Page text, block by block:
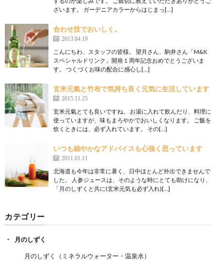
ざいます。 ガーデニアカラーからはじまっ[…]
合わせ技でおいしく。
2013.04.19
こんにちわ、スタッフの皆様。 望月さん、駒井さん「M&K
スペシャルドリンク」開発１周年記念おめでとうございま
す。 つくづくお味の配合に感心し[…]
玄米元氣と竹布で気持ち良く元気に生活しています
2015.11.25
玄米元氣とても良いですね。 お湯に入れて飲んだり、料理に
使っていますが、味もまろやかでおいしくなります。 ご飯を
炊くときには、必ず入れています。 その[…]
いつも細やかなアドバイスも心強く思っています
2011.01.11
北海道も今年は非常に暑く、日中ほとんど外出できませんで
した。 人参ジュースは、そのような時にとても助けになり、
「月のしずくと共に(玄米元気も必ず入れ)[…]
カテゴリー
月のしずく
月のしずく（ミネラルウォーター・温泉水）